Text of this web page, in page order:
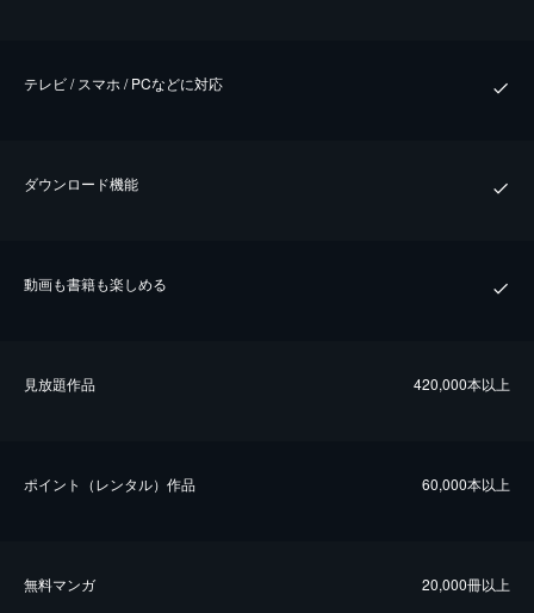
テレビ / スマホ / PCなどに対応
ダウンロード機能
動画も書籍も楽しめる
⾒放題作品 420,000本以上
ポイント（レンタル）作品 60,000本以上
無料マンガ 20,000冊以上